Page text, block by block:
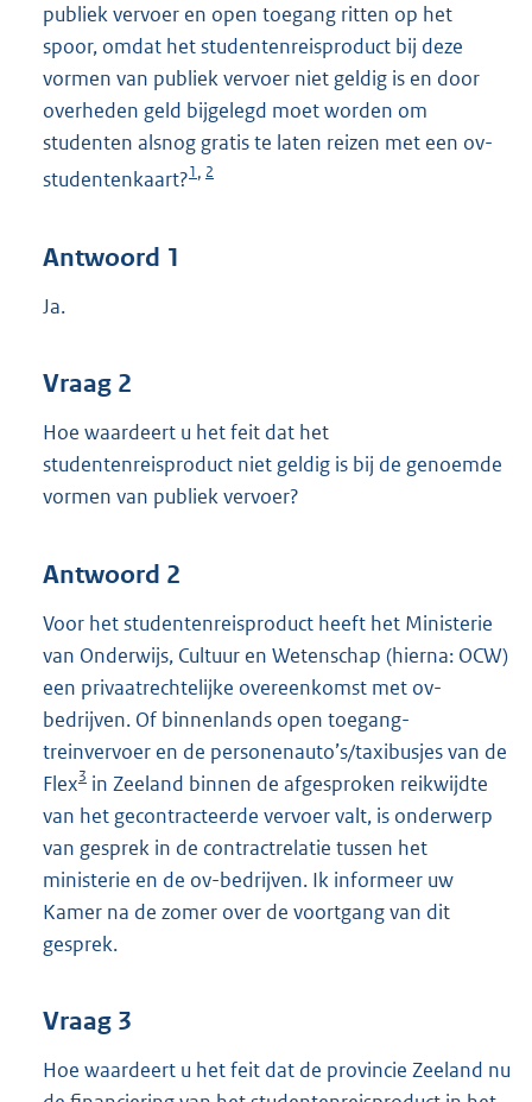
publiek vervoer en open toegang ritten op het
spoor, omdat het studentenreisproduct bij deze
vormen van publiek vervoer niet geldig is en door
overheden geld bijgelegd moet worden om
studenten alsnog gratis te laten reizen met een ov-
studentenkaart?1, 2
Antwoord 1
Ja.
Vraag 2
Hoe waardeert u het feit dat het
studentenreisproduct niet geldig is bij de genoemde
vormen van publiek vervoer?
Antwoord 2
Voor het studentenreisproduct heeft het Ministerie
van Onderwijs, Cultuur en Wetenschap (hierna: OCW)
een privaatrechtelijke overeenkomst met ov-
bedrijven. Of binnenlands open toegang-
treinvervoer en de personenauto’s/taxibusjes van de
Flex3 in Zeeland binnen de afgesproken reikwijdte
van het gecontracteerde vervoer valt, is onderwerp
van gesprek in de contractrelatie tussen het
ministerie en de ov-bedrijven. Ik informeer uw
Kamer na de zomer over de voortgang van dit
gesprek.
Vraag 3
Hoe waardeert u het feit dat de provincie Zeeland nu